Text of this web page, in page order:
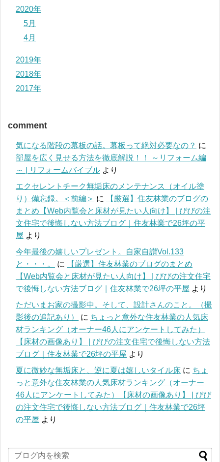
2020年
5月
4月
2019年
2018年
2017年
comment
気になる階段の幕板の話。幕板って絶対必要なの？ に
部屋を広く見せる方法を徹底解説！！ ～リフォーム編
～ | リフォームバイブル より
エクセレントチーク無垢床のメンテナンス（オイル塗
り）備忘録。＜前編＞ に
【厳選】住友林業のブログの
まとめ【Web内覧会と床材が見たい人向け】 | びびの注
文住宅で後悔しない方法ブログ｜住友林業で26坪の平
屋 より
今年最後の嬉しいプレゼント。自家自讃Vol.133
と・・・。
に
【厳選】住友林業のブログのまとめ
【Web内覧会と床材が見たい人向け】 | びびの注文住宅
で後悔しない方法ブログ｜住友林業で26坪の平屋 より
ただいまお家の撮影中。そして、設計さんのこと。（撮
影後の追記あり）
に ちょっと意外な住友林業の人気床
材ランキング（オーナー46人にアンケートしてみた）
【床材の画像あり】 | びびの注文住宅で後悔しない方法
ブログ｜住友林業で26坪の平屋 より
夏に微妙な無垢床と、逆に夏は嬉しいタイル床 に ちょ
っと意外な住友林業の人気床材ランキング（オーナー
46人にアンケートしてみた）【床材の画像あり】 | びび
の注文住宅で後悔しない方法ブログ｜住友林業で26坪
の平屋 より